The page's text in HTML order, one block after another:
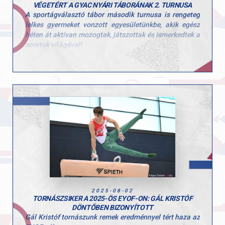
VÉGETÉRT A GYAC NYÁRI TÁBORÁNAK 2. TURNUSA
A sportágválasztó tábor második turnusa is rengeteg
lelkes gyermeket vonzott egyesületünkbe, akik egész
héten át aktívan mozogtak, játszottak és ismerkedtek a
sportok világával!
Ezúttal is sok-sok kisgyerek töltötte velünk a hetet, és
öröm volt látni, mennyi kíváncsisággal és energiával
hogy a gyerekek minél több mozgásformát
kipróbálhassanak, és ebben a turnusban is 10
különböző sportággal találkozhattak!
Köszönjük minden edzőnek, segítőnek és szülőnek,
hogy hozzájárultak a hét sikeréhez és természetesen a
gyerekeknek is, hogy ilyen lelkes résztvevői voltak a
2025-08-02
TORNÁSZSIKER A 2025-ÖS EYOF-ON: GÁL KRISTÓF
DÖNTŐBEN BIZONYÍTOTT
Gál Kristóf tornászunk remek eredménnyel tért haza az